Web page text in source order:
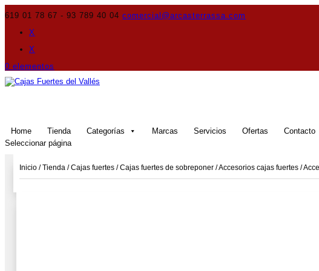
619 01 78 67 - 93 789 40 04 comercial@arcasterrassa.com
X
X
0 elementos
Home Tienda Categorías Marcas Servicios Ofertas Contacto
Seleccionar página
Inicio /Tienda /Cajas fuertes /Cajas fuertes de sobreponer /Accesorios cajas fuertes /